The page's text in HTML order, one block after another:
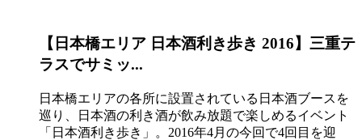
【日本橋エリア 日本酒利き歩き 2016】三重テ
ラスでサミッ...
日本橋エリアの各所に設置されている日本酒ブースを
巡り、日本酒の利き酒が飲み放題で楽しめるイベント
「日本酒利き歩き」。2016年4月の今回で4回目を迎